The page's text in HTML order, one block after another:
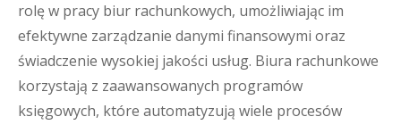
rolę w pracy biur rachunkowych, umożliwiając im
efektywne zarządzanie danymi finansowymi oraz
świadczenie wysokiej jakości usług. Biura rachunkowe
korzystają z zaawansowanych programów
księgowych, które automatyzują wiele procesów